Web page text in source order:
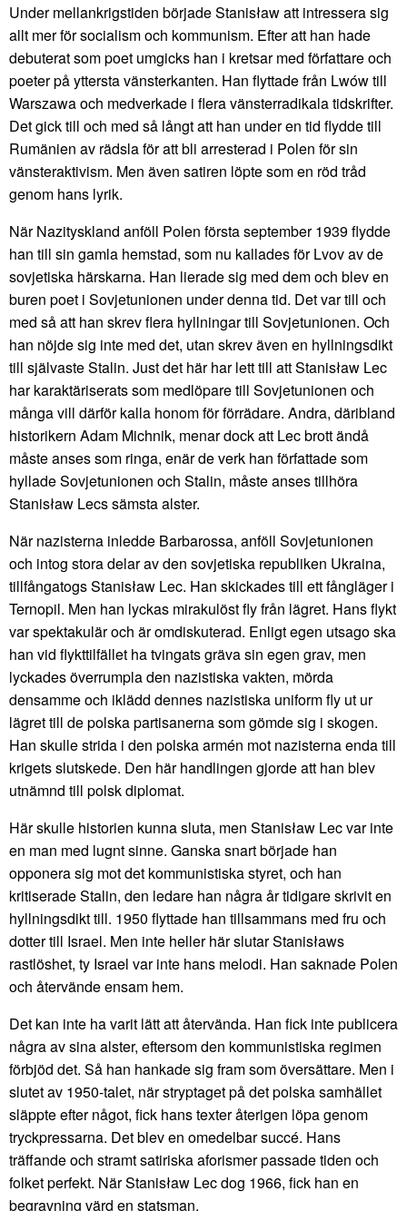
Under mellankrigstiden började Stanisław att intressera sig
allt mer för socialism och kommunism. Efter att han hade
debuterat som poet umgicks han i kretsar med författare och
poeter på yttersta vänsterkanten. Han flyttade från Lwów till
Warszawa och medverkade i flera vänsterradikala tidskrifter.
Det gick till och med så långt att han under en tid flydde till
Rumänien av rädsla för att bli arresterad i Polen för sin
vänsteraktivism. Men även satiren löpte som en röd tråd
genom hans lyrik.
När Nazityskland anföll Polen första september 1939 flydde
han till sin gamla hemstad, som nu kallades för Lvov av de
sovjetiska härskarna. Han lierade sig med dem och blev en
buren poet i Sovjetunionen under denna tid. Det var till och
med så att han skrev flera hyllningar till Sovjetunionen. Och
han nöjde sig inte med det, utan skrev även en hyllningsdikt
till självaste Stalin. Just det här har lett till att Stanisław Lec
har karaktäriserats som medlöpare till Sovjetunionen och
många vill därför kalla honom för förrädare. Andra, däribland
historikern Adam Michnik, menar dock att Lec brott ändå
måste anses som ringa, enär de verk han författade som
hyllade Sovjetunionen och Stalin, måste anses tillhöra
Stanisław Lecs sämsta alster.
När nazisterna inledde Barbarossa, anföll Sovjetunionen
och intog stora delar av den sovjetiska republiken Ukraina,
tillfångatogs Stanisław Lec. Han skickades till ett fångläger i
Ternopil. Men han lyckas mirakulöst fly från lägret. Hans flykt
var spektakulär och är omdiskuterad. Enligt egen utsago ska
han vid flykttilfället ha tvingats gräva sin egen grav, men
lyckades överrumpla den nazistiska vakten, mörda
densamme och iklädd dennes nazistiska uniform fly ut ur
lägret till de polska partisanerna som gömde sig i skogen.
Han skulle strida i den polska armén mot nazisterna enda till
krigets slutskede. Den här handlingen gjorde att han blev
utnämnd till polsk diplomat.
Här skulle historien kunna sluta, men Stanisław Lec var inte
en man med lugnt sinne. Ganska snart började han
opponera sig mot det kommunistiska styret, och han
kritiserade Stalin, den ledare han några år tidigare skrivit en
hyllningsdikt till. 1950 flyttade han tillsammans med fru och
dotter till Israel. Men inte heller här slutar Stanisławs
rastlöshet, ty Israel var inte hans melodi. Han saknade Polen
och återvände ensam hem.
Det kan inte ha varit lätt att återvända. Han fick inte publicera
några av sina alster, eftersom den kommunistiska regimen
förbjöd det. Så han hankade sig fram som översättare. Men i
slutet av 1950-talet, när stryptaget på det polska samhället
släppte efter något, fick hans texter återigen löpa genom
tryckpressarna. Det blev en omedelbar succé. Hans
träffande och stramt satiriska aforismer passade tiden och
folket perfekt. När Stanisław Lec dog 1966, fick han en
begravning värd en statsman.